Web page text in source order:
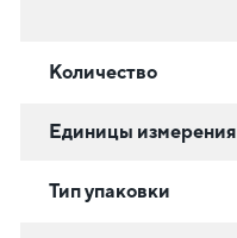
Количество
Единицы измерения
Тип упаковки